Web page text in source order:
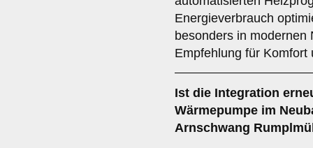
Energieverbrauch
besonders in modernen
Empfehlung für Komfort
Ist die Integration
Wärmepumpe im
Arnschwang